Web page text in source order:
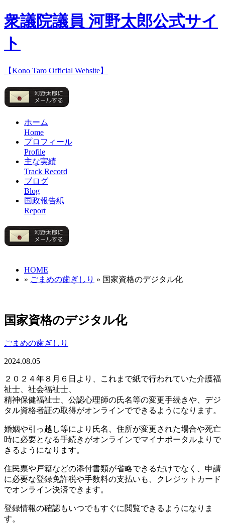
衆議院議員 河野太郎公式サイ
ト
【Kono Taro Official Website】
ホーム
Home
プロフィール
Profile
主な実績
Track Record
ブログ
Blog
国政報告紙
Report
HOME
» ごまめの歯ぎしり » 国家資格のデジタル化
国家資格のデジタル化
ごまめの歯ぎしり
2024.08.05
２０２４年８月６日より、これまで紙で行われていた介護福
祉士、社会福祉士、
精神保健福祉士、公認心理師の氏名等の変更手続きや、デジ
タル資格者証の取得がオンラインでできるようになります。
婚姻や引っ越し等により氏名、住所が変更された場合や死亡
時に必要となる手続きがオンラインでマイナポータルよりで
きるようになります。
住民票や戸籍などの添付書類が省略できるだけでなく、申請
に必要な登録免許税や手数料の支払いも、クレジットカード
でオンライン決済できます。
登録情報の確認もいつでもすぐに閲覧できるようになりま
す。